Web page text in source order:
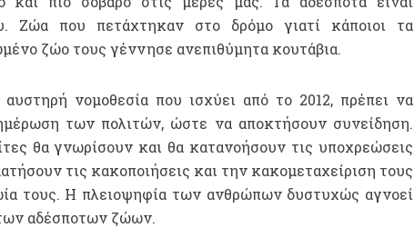
Ζώα που πετάχτηκαν στο δρόμο γιατί κάποιοι τα
ζώο τους γέννησε ανεπιθύμητα κουτάβια.
νομοθεσία που ισχύει από το 2012, πρέπει να
των πολιτών, ώστε να αποκτήσουν συνείδηση.
θα γνωρίσουν και θα κατανοήσουν τις υποχρεώσεις
τις κακοποιήσεις και την κακομεταχείριση τους
τους. Η πλειοψηφία των ανθρώπων δυστυχώς αγνοεί
αδέσποτων ζώων.